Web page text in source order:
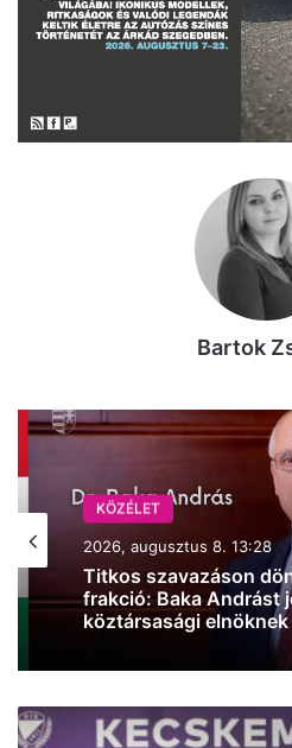
Bartok
KÖZÉLET
2026, augusztus 7. 19:47
Iskolakezdési
önkormányzattól,
juthatsz hozzá
Kazincbarcikáról
érkezett